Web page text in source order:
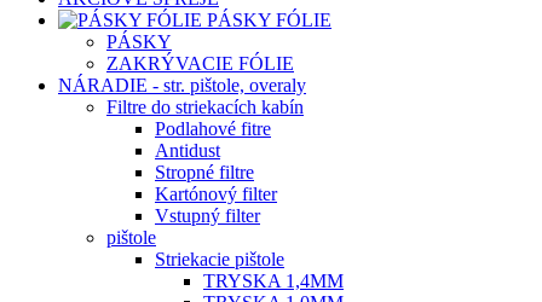
PÁSKY FÓLIE
PÁSKY
ZAKRÝVACIE FÓLIE
NÁRADIE - str. pištole, overaly
Filtre do striekacích kabín
Podlahové fitre
Antidust
Stropné filtre
Kartónový filter
Vstupný filter
pištole
Striekacie pištole
TRYSKA 1,4MM